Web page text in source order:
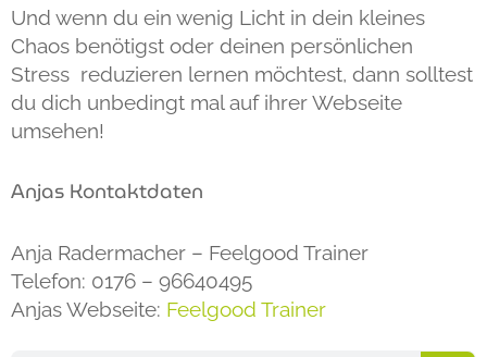
Und wenn du ein wenig Licht in dein kleines
Chaos benötigst oder deinen persönlichen
Stress reduzieren lernen möchtest, dann solltest
du dich unbedingt mal auf ihrer Webseite
umsehen!
Anjas Kontaktdaten
Anja Radermacher – Feelgood Trainer
Telefon: 0176 – 96640495
Anjas Webseite: Feelgood Trainer